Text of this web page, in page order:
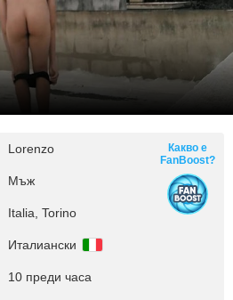
Lorenzo
Мъж
Italia, Torino
Италиански
10 преди часа
Какво е
FanBoost?